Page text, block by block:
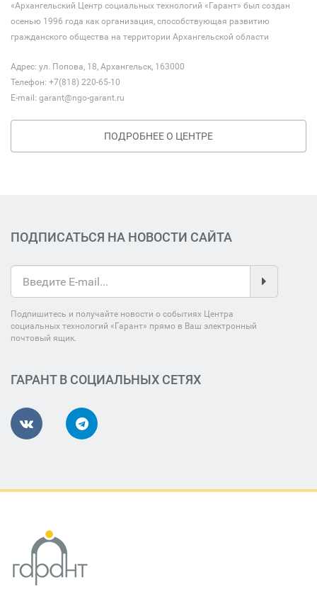
«Архангельский Центр социальных технологий «Гарант» был создан
осенью 1996 года как организация, способствующая развитию
гражданского общества на территории Архангельской области
Адрес: ул. Попова, 18, Архангельск, 163000
Телефон: +7(818) 220-65-10
E-mail: garant@ngo-garant.ru
ПОДРОБНЕЕ О ЦЕНТРЕ
ПОДПИСАТЬСЯ НА НОВОСТИ САЙТА
Подпишитесь и получайте новости о событиях Центра
социальных технологий «Гарант» прямо в Ваш электронный
почтовый ящик.
ГАРАНТ В СОЦИАЛЬНЫХ СЕТЯХ